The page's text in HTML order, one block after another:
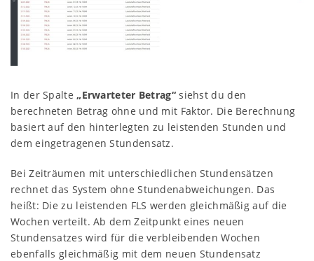
In der Spalte„Erwarteter Betrag“siehst du den
berechneten Betrag ohne und mit Faktor. Die Berechnung
basiert auf den hinterlegten zu leistenden Stunden und
dem eingetragenen Stundensatz.
Bei Zeiträumen mit unterschiedlichen Stundensätzen
rechnet das System ohne Stundenabweichungen. Das
heißt: Die zu leistenden FLS werden gleichmäßig auf die
Wochen verteilt. Ab dem Zeitpunkt eines neuen
Stundensatzes wird für die verbleibenden Wochen
ebenfalls gleichmäßig mit dem neuen Stundensatz